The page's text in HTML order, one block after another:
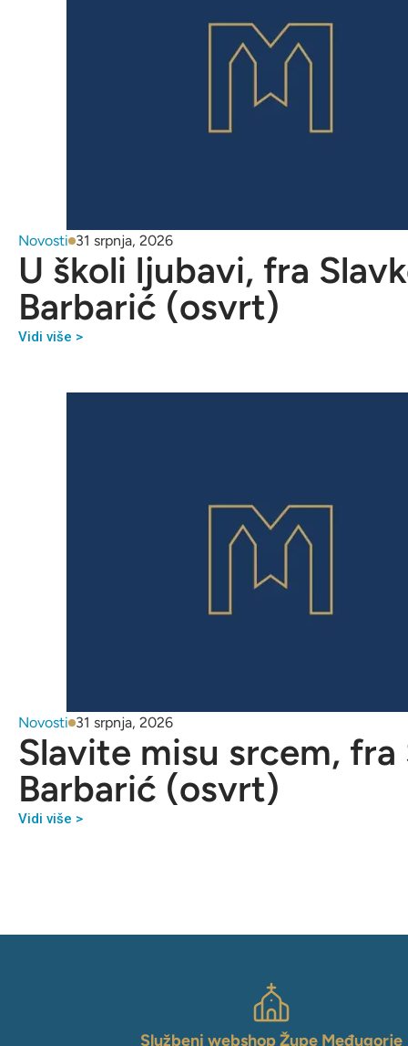
Novosti 31 srpnja, 2026
U školi ljubavi, fra
Barbarić (osvrt)
Vidi više >
Novosti 31 srpnja, 2026
Slavite misu srcem, fra
Barbarić (osvrt)
Vidi više >
Službeni webshop Župe Međugorje